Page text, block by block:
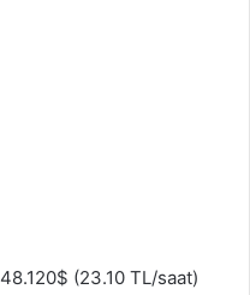
48.120$ (23.10 TL/saat)